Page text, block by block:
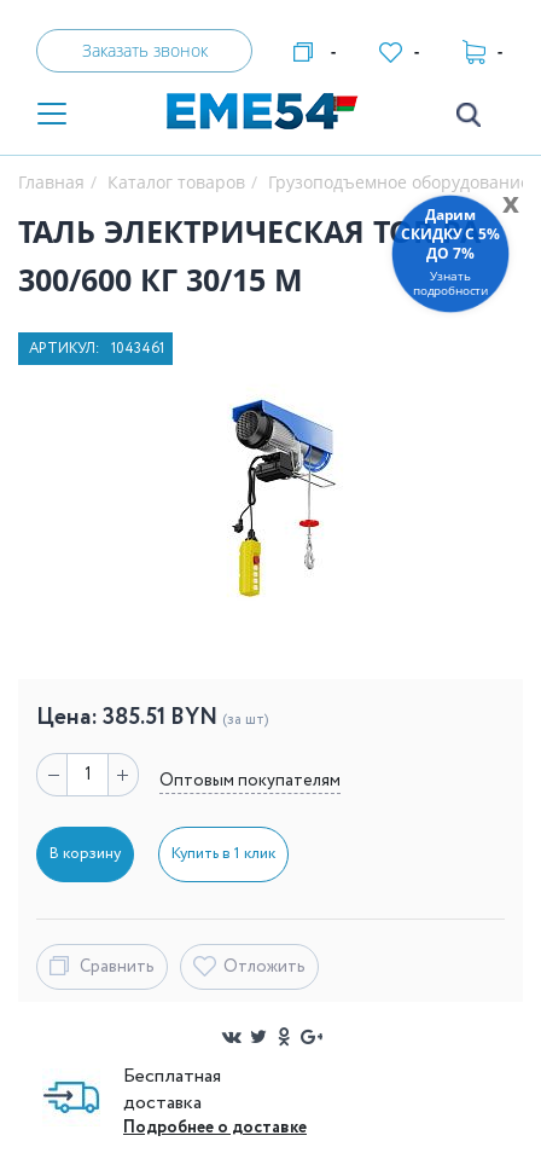
Заказать звонок - - -
Главная Каталог товаров Грузоподъемное оборудование
ТАЛЬ ЭЛЕКТРИЧЕСКАЯ TOR PA
300/600 КГ 30/15 М
АРТИКУЛ: 1043461
Цена:385.51 BYN (за шт)
Оптовым покупателям
В корзину Купить в 1 клик
Сравнить Отложить
Бесплатная
доставка
Подробнее о доставке
x
Дарим
СКИДКУ C 5%
ДО 7%
Узнать
подробности